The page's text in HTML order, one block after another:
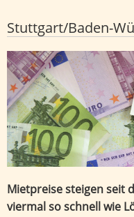
Stuttgart/Baden-
Mietpreise steigen seit
viermal so schnell wie
Mietpreise steigen seit
viermal so schnell wie